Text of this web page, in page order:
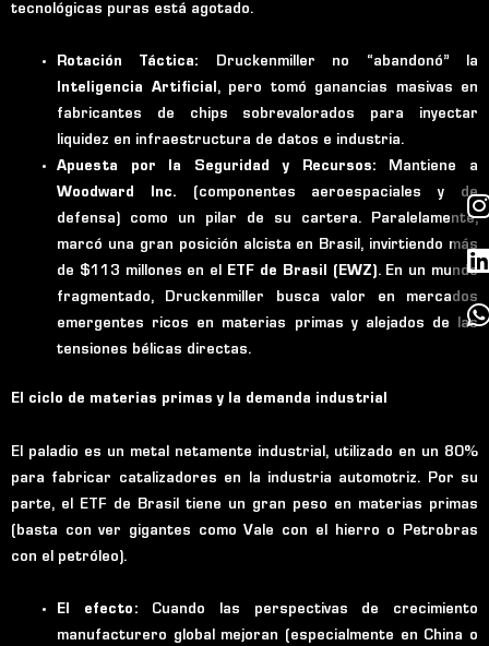
tecnológicas puras está agotado.
Rotación Táctica:
Druckenmiller no “abandonó” la
Inteligencia Artificial, pero tomó ganancias masivas en
fabricantes de chips sobrevalorados para inyectar
liquidez en infraestructura de datos e industria.
Apuesta por la Seguridad y Recursos: Mantiene a
Woodward Inc. (componentes aeroespaciales y de
defensa) como un pilar de su cartera. Paralelamente,
marcó una gran posición alcista en Brasil, invirtiendo más
de $113 millones en el ETF de Brasil (EWZ). En un mundo
fragmentado, Druckenmiller busca valor en mercados
emergentes ricos en materias primas y alejados de las
tensiones bélicas directas.
El ciclo de materias primas y la demanda industrial
El paladio es un metal netamente industrial, utilizado en un 80%
para fabricar catalizadores en la industria automotriz. Por su
parte, el ETF de Brasil tiene un gran peso en materias primas
(basta con ver gigantes como Vale con el hierro o Petrobras
con el petróleo).
El efecto: Cuando las perspectivas de crecimiento
manufacturero global mejoran (especialmente en China o
I
t
i
t